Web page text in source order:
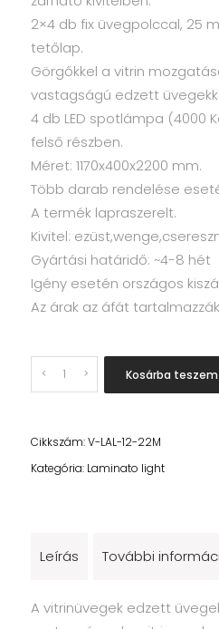
2×4 db fix üvegpolccal, 25
tetőlap.
Görgőkkel a vitrin
vastagságú edzett
4 db LED spotlámpa (4000
felső részben.
Méret: 1170x400x2200 mm.
Több darab rendelése
A termék lapraszerelt.
Kivitel:
Gyártási határidő: ~4-8 hét
Igény esetén országos
Az árak az áfát
Quantity Kosárba teszem
Cikkszám:V-LAL-12-22M
Kategória: Laminato light
Leírás További
A vitrinüvegek edzett